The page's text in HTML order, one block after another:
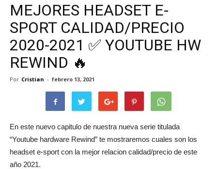
MEJORES HEADSET E-
SPORT CALIDAD/PRECIO
2020-2021 ✅ YOUTUBE HW
REWIND 🔥
Por Cristian - febrero 13, 2021
En este nuevo capitulo de nuestra nueva serie titulada
“Youtube hardware Rewind” te mostraremos cuales son los
headset e-sport con la mejor relacion calidad/precio de este
año 2021.